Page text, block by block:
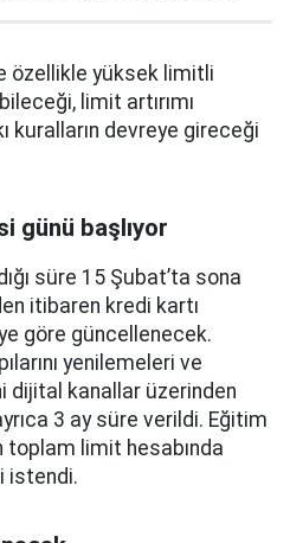
özellikle yüksek limitli
limit artırımı
kuralların devreye gireceği
günü başlıyor
süre 15 Şubat’ta sona
itibaren kredi kartı
göre güncellenecek.
yenilemeleri ve
dijital kanallar üzerinden
3 ay süre verildi. Eğitim
toplam limit hesabında
istendi.